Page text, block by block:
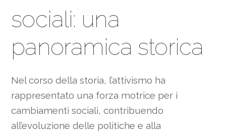
sociali: una
panoramica storica
Nel corso della storia, l’attivismo ha
rappresentato una forza motrice per i
cambiamenti sociali, contribuendo
all’evoluzione delle politiche e alla